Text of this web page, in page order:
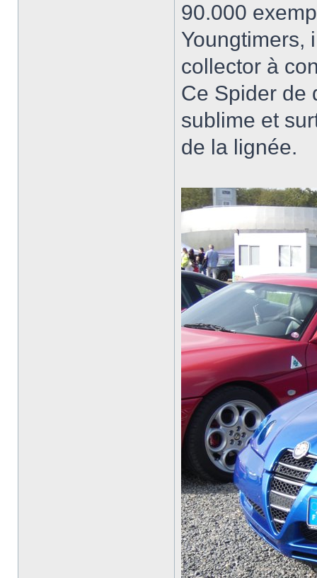
90.000
Youngtimers,
collector à
Ce Spider de
sublime et
de la lignée.